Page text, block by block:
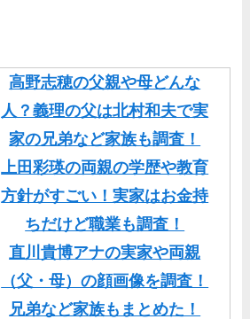
高野志穂の父親や母どんな
人？義理の父は北村和夫で実
家の兄弟など家族も調査！
上田彩瑛の両親の学歴や教育
方針がすごい！実家はお金持
ちだけど職業も調査！
直川貴博アナの実家や両親
（父・母）の顔画像を調査！
兄弟など家族もまとめた！